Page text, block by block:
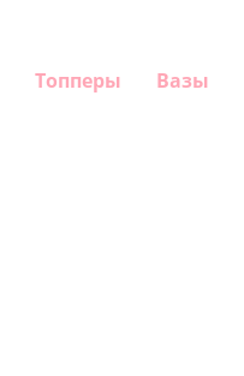
Топперы Вазы